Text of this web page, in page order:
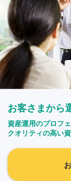
お客さまから
資産運用のプロフ
クオリティの高い